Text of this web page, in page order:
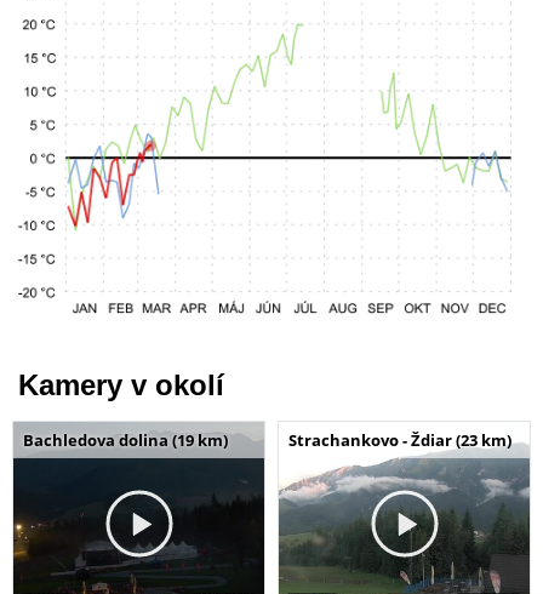
Kamery v okolí
Bachledova dolina (19 km) Strachankovo - Ždiar (23 km)